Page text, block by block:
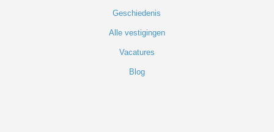
Geschiedenis
Alle vestigingen
Vacatures
Blog